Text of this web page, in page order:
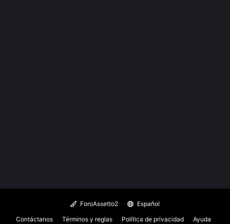
ForoAssetto2
Español
Contáctanos
Términos y reglas Política de privacidad Ayuda